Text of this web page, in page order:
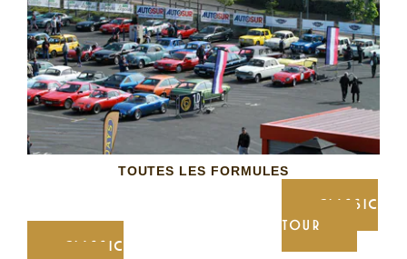
TOUTES LES FORMULES
CLASSIC
TOUR
CLASSIC